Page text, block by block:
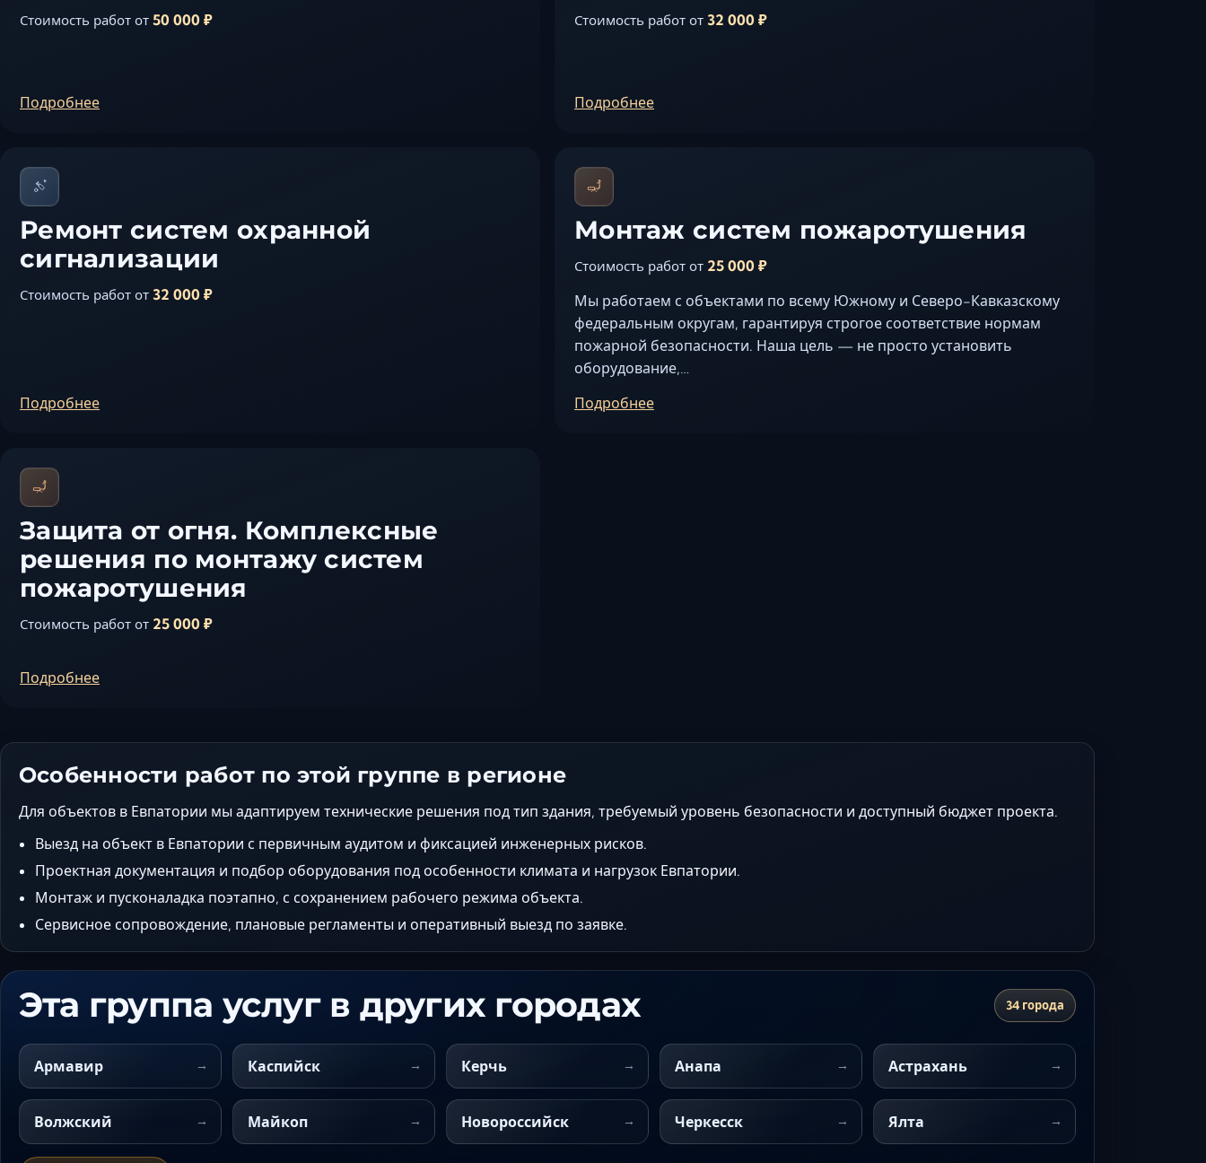
Стоимость работ от 50 000 ₽
Подробнее
Стоимость работ от 32 000 ₽
Подробнее
Ремонт систем охранной
сигнализации
Стоимость работ от 32 000 ₽
Подробнее
Монтаж систем пожаротушения
Стоимость работ от 25 000 ₽
Мы работаем с объектами по всему Южному и Северо-Кавказскому
федеральным округам, гарантируя строгое соответствие нормам
пожарной безопасности. Наша цель — не просто установить
оборудование,…
Подробнее
Защита от огня. Комплексные
решения по монтажу систем
пожаротушения
Стоимость работ от 25 000 ₽
Подробнее
Особенности работ по этой группе в регионе
Для объектов в Евпатории мы адаптируем технические решения под тип здания, требуемый уровень безопасности и доступный бюджет проекта.
Выезд на объект в Евпатории с первичным аудитом и фиксацией инженерных рисков.
Проектная документация и подбор оборудования под особенности климата и нагрузок Евпатории.
Монтаж и пусконаладка поэтапно, с сохранением рабочего режима объекта.
Сервисное сопровождение, плановые регламенты и оперативный выезд по заявке.
Эта группа услуг в других городах 34 города
Армавир Каспийск Керчь Анапа Астрахань
Волжский Майкоп Новороссийск Черкесск Ялта